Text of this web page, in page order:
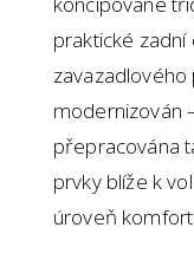
praktické
zavazadlového
modernizován
přepracována
prvky blíže k
úroveň